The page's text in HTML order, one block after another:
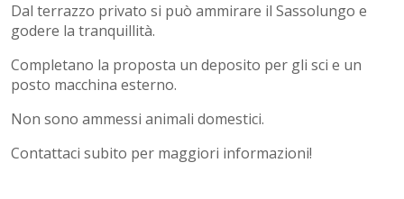
Dal terrazzo privato si può ammirare il Sassolungo e
godere la tranquillità.
Completano la proposta un deposito per gli sci e un
posto macchina esterno.
Non sono ammessi animali domestici.
Contattaci subito per maggiori informazioni!